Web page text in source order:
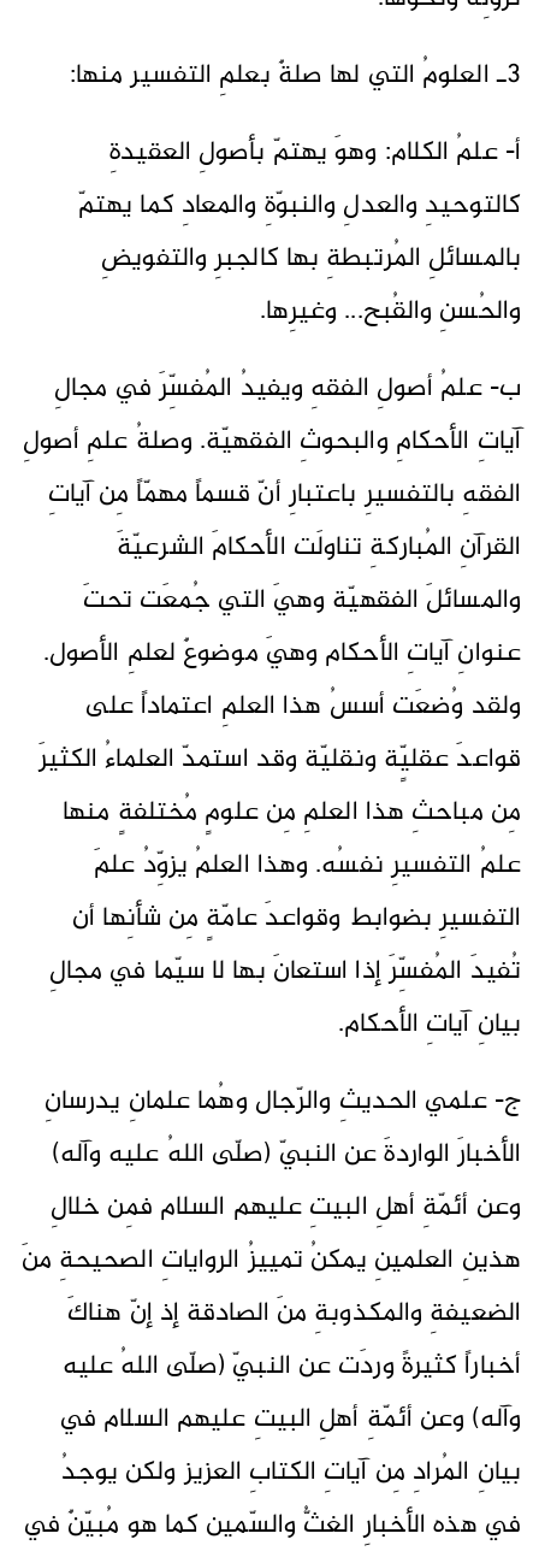
3ـ العلومُ التي لها صلةٌ بعلمِ التفسير منها:
أ- علمُ الكلام: وهوَ يهتمّ بأصولِ العقيدةِ
كالتوحيدِ والعدلِ والنبوّةِ والمعادِ كما يهتمّ
بالمسائلِ المُرتبطةِ بها كالجبرِ والتفويضِ
والحُسنِ والقُبح... وغيرِها.
ب- علمُ أصولِ الفقهِ ويفيدُ المُفسِّرَ في مجالِ
آياتِ الأحكامِ والبحوثِ الفقهيّة. وصلةُ علمِ أصولِ
الفقهِ بالتفسيرِ باعتبارِ أنّ قسماً مهمّاً مِن آياتِ
القرآنِ المُباركةِ تناولَت الأحكامَ الشرعيّةَ
والمسائلَ الفقهيّة وهيَ التي جُمعَت تحتَ
عنوانِ آياتِ الأحكام وهيَ موضوعٌ لعلمِ الأصول.
ولقد وُضعَت أسسُ هذا العلمِ اعتماداً على
قواعدَ عقليٍّة ونقليّة وقد استمدّ العلماءُ الكثيرَ
مِن مباحثِ هذا العلمِ مِن علومٍ مُختلفةٍ منها
علمُ التفسيرِ نفسُه. وهذا العلمُ يزوِّدُ علمَ
التفسيرِ بضوابط وقواعدَ عامّةٍ مِن شأنِها أن
تُفيدَ المُفسِّرَ إذا استعانَ بها لا سيّما في مجالِ
بيانِ آياتِ الأحكام.
ج- علمي الحديثِ والرّجال وهُما علمانِ يدرسانِ
الأخبارَ الواردةَ عن النبيّ (صلّى اللهُ عليه وآله)
وعن أئمّةِ أهلِ البيتِ عليهم السلام فمِن خلالِ
هذينِ العلمينِ يمكنُ تمييزُ الرواياتِ الصحيحةِ منَ
الضعيفةِ والمكذوبةِ منَ الصادقة إذ إنّ هناكَ
أخباراً كثيرةً وردَت عن النبيّ (صلّى اللهُ عليه
وآله) وعن أئمّةِ أهلِ البيتِ عليهم السلام في
بيانِ المُرادِ مِن آياتِ الكتابِ العزيز ولكن يوجدُ
في هذه الأخبارِ الغثُّ والسّمين كما هو مُبيّنٌ في